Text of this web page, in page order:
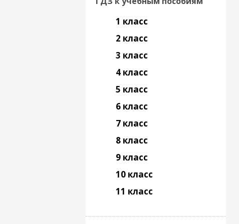
1 класс
2 класс
3 класс
4 класс
5 класс
6 класс
7 класс
8 класс
9 класс
10 класс
11 класс